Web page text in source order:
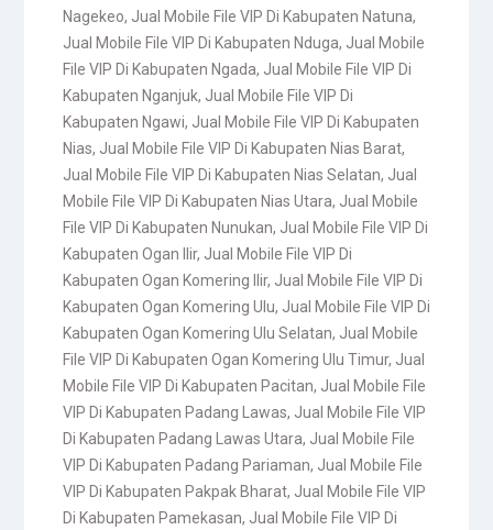
Nagekeo, Jual Mobile File VIP Di Kabupaten Natuna,
Jual Mobile File VIP Di Kabupaten Nduga, Jual Mobile
File VIP Di Kabupaten Ngada, Jual Mobile File VIP Di
Kabupaten Nganjuk, Jual Mobile File VIP Di
Kabupaten Ngawi, Jual Mobile File VIP Di Kabupaten
Nias, Jual Mobile File VIP Di Kabupaten Nias Barat,
Jual Mobile File VIP Di Kabupaten Nias Selatan, Jual
Mobile File VIP Di Kabupaten Nias Utara, Jual Mobile
File VIP Di Kabupaten Nunukan, Jual Mobile File VIP Di
Kabupaten Ogan Ilir, Jual Mobile File VIP Di
Kabupaten Ogan Komering Ilir, Jual Mobile File VIP Di
Kabupaten Ogan Komering Ulu, Jual Mobile File VIP Di
Kabupaten Ogan Komering Ulu Selatan, Jual Mobile
File VIP Di Kabupaten Ogan Komering Ulu Timur, Jual
Mobile File VIP Di Kabupaten Pacitan, Jual Mobile File
VIP Di Kabupaten Padang Lawas, Jual Mobile File VIP
Di Kabupaten Padang Lawas Utara, Jual Mobile File
VIP Di Kabupaten Padang Pariaman, Jual Mobile File
VIP Di Kabupaten Pakpak Bharat, Jual Mobile File VIP
Di Kabupaten Pamekasan, Jual Mobile File VIP Di